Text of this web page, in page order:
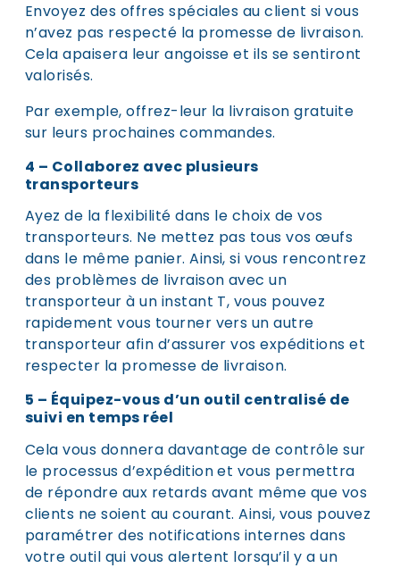
Envoyez des offres spéciales au client si vous
n’avez pas respecté la promesse de livraison.
Cela apaisera leur angoisse et ils se sentiront
valorisés.
Par exemple, offrez-leur la livraison gratuite
sur leurs prochaines commandes.
4 – Collaborez avec plusieurs
transporteurs
Ayez de la flexibilité dans le choix de vos
transporteurs. Ne mettez pas tous vos œufs
dans le même panier. Ainsi, si vous rencontrez
des problèmes de livraison avec un
transporteur à un instant T, vous pouvez
rapidement vous tourner vers un autre
transporteur afin d’assurer vos expéditions et
respecter la promesse de livraison.
5 – Équipez-vous d’un outil centralisé de
suivi en temps réel
Cela vous donnera davantage de contrôle sur
le processus d’expédition et vous permettra
de répondre aux retards avant même que vos
clients ne soient au courant. Ainsi, vous pouvez
paramétrer des notifications internes dans
votre outil qui vous alertent lorsqu’il y a un